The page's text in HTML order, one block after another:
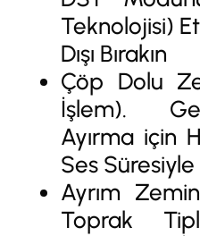
Teknolojisi)
Dışı Bırakın
Çöp Dolu
İşlem).
Ayırma için
Ses Süresiyle
Ayrım
Toprak